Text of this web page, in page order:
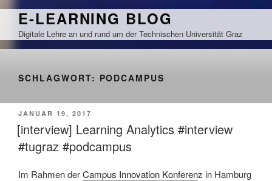
Zum
springen
E-LEARNING BLOG
Digitale Lehre an und rund um der Technischen Universität Graz
SCHLAGWORT: PODCAMPUS
VERÖFFENTLICHT
AM
JANUAR 19, 2017
[interview] Learning Analytics #interview
#tugraz #podcampus
Im Rahmen derCampus Innovation Konferenz in Hamburg